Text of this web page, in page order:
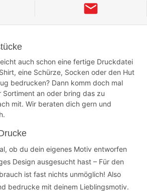
mail
auch schon eine fertige Druckdatei
eine Schürze, Socken oder den Hut
bedrucken? Dann komm doch mal
Sortiment an oder bring das zu
mit. Wir beraten dich gern und
ob du dein eigenes Motiv entworfen
Design ausgesucht hast – Für den
ist fast nichts unmöglich! Also
bedrucke mit deinem Lieblingsmotiv.